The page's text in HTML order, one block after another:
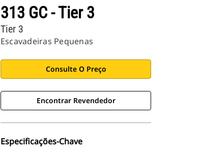
313 GC - Tier 3
Escavadeiras Pequenas
Tier 3
Consulte O Preço
Encontrar Revendedor
Especificações-Chave